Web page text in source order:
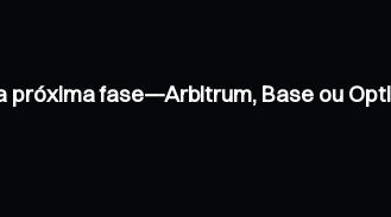
próxima fase—Arbitrum, Base ou